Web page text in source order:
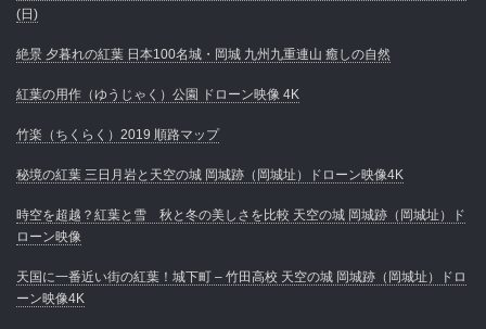
(日)
絶景 夕暮れの紅葉 日本100名城・岡城 九州九重連山 癒しの自然
紅葉の用作（ゆうじゃく）公園 ドローン映像 4K
竹楽（ちくらく）2019 順路マップ
秘境の紅葉 三日月岩と天空の城 岡城跡（岡城址）ドローン映像4K
時空を超越？紅葉と雪 秋と冬の美しさを比較 天空の城 岡城跡（岡城址）ド
ローン映像
天国に一番近い街の紅葉！城下町 – 竹田高校 天空の城 岡城跡（岡城址）ドロ
ーン映像4K